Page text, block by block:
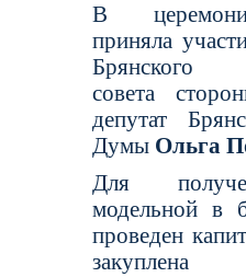
В
приняла
Брянского
совета
депутат
Думы Ольга
Для
модельной в
проведен
закуплена